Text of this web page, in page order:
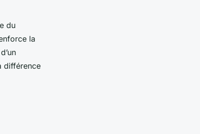
du
la
différence